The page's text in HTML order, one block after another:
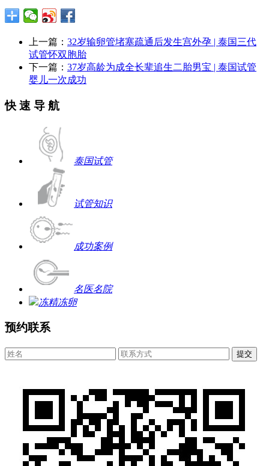
上一篇： 32岁输卵管堵塞疏通后发生宫外孕 | 泰国三代
试管怀双胞胎
下一篇： 37岁高龄为成全长辈追生二胎男宝 | 泰国试管
婴儿一次成功
快 速 导 航
泰国试管
试管知识
成功案例
名医名院
冻精冻卵
预约联系